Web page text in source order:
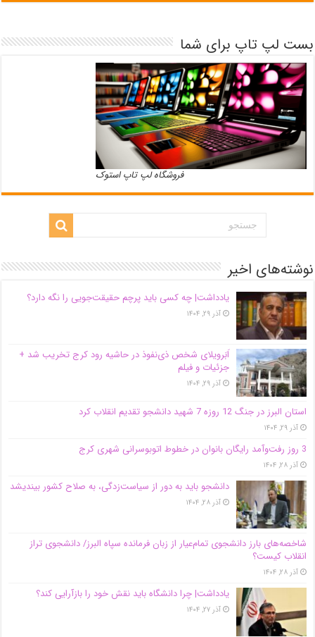
بست لپ تاپ برای شما
فروشگاه لپ تاپ استوک
نوشته‌های اخیر
یادداشت| ‌چه کسی باید پرچم حقیقت‌جویی را نگه دارد؟
آذر ۲۹, ۱۴۰۴
اَبَر‌ویلای شخص ذی‌نفوذ در حاشیه‌ رود کرج تخریب شد +
جزئیات و فیلم
آذر ۲۹, ۱۴۰۴
استان البرز در جنگ 12 روزه 7 شهید دانشجو تقدیم انقلاب کرد
آذر ۲۹, ۱۴۰۴
3 روز رفت‌وآمد رایگان بانوان در خطوط اتوبوسرانی شهری کرج
آذر ۲۸, ۱۴۰۴
دانشجو باید به دور از سیاست‌زدگی، به صلاح کشور بیندیشد
آذر ۲۸, ۱۴۰۴
شاخصه‌های بارز دانشجوی تمام‌عیار از زبان فرمانده سپاه البرز/ دانشجوی تراز
انقلاب کیست؟
آذر ۲۸, ۱۴۰۴
یادداشت| چرا دانشگاه باید نقش خود را بازآرایی کند؟
آذر ۲۷, ۱۴۰۴